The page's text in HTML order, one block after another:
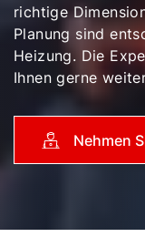
richtige
Planung sind
Heizung. Die
Ihnen gerne
Nehmen
Wichtige Links